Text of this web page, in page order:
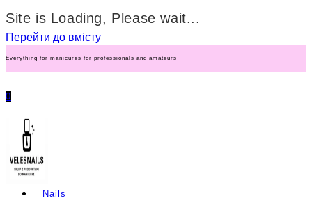
Site is Loading, Please wait...
Перейти до вмісту
Everything for manicures for professionals and amateurs
0
Nails